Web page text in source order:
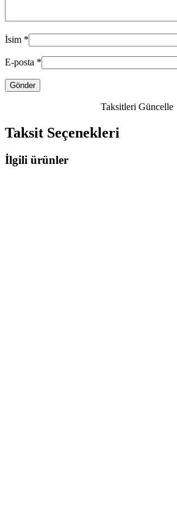
İsim *
E-posta *
Taksitleri Güncelle
Taksit Seçenekleri
İlgili ürünler